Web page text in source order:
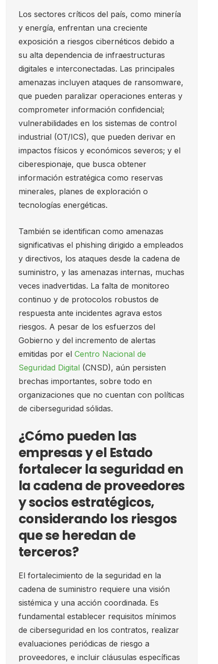
Los sectores críticos del país, como minería
y energía, enfrentan una creciente
exposición a riesgos cibernéticos debido a
su alta dependencia de infraestructuras
digitales e interconectadas. Las principales
amenazas incluyen ataques de ransomware,
que pueden paralizar operaciones enteras y
comprometer información confidencial;
vulnerabilidades en los sistemas de control
industrial (OT/ICS), que pueden derivar en
impactos físicos y económicos severos; y el
ciberespionaje, que busca obtener
información estratégica como reservas
minerales, planes de exploración o
tecnologías energéticas.
También se identifican como amenazas
significativas el phishing dirigido a empleados
y directivos, los ataques desde la cadena de
suministro, y las amenazas internas, muchas
veces inadvertidas. La falta de monitoreo
continuo y de protocolos robustos de
respuesta ante incidentes agrava estos
riesgos. A pesar de los esfuerzos del
Gobierno y del incremento de alertas
emitidas por el Centro Nacional de
Seguridad Digital (CNSD), aún persisten
brechas importantes, sobre todo en
organizaciones que no cuentan con políticas
de ciberseguridad sólidas.
¿Cómo pueden las
empresas y el Estado
fortalecer la seguridad en
la cadena de proveedores
y socios estratégicos,
considerando los riesgos
que se heredan de
terceros?
El fortalecimiento de la seguridad en la
cadena de suministro requiere una visión
sistémica y una acción coordinada. Es
fundamental establecer requisitos mínimos
de ciberseguridad en los contratos, realizar
evaluaciones periódicas de riesgo a
proveedores, e incluir cláusulas específicas